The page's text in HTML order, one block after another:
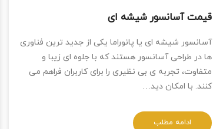
قیمت آسانسور شیشه ای
آسانسور شیشه ‌ای یا پانوراما یکی از جدید ترین فناوری‌
ها در طراحی آسانسور هستند که با جلوه ‌ای زیبا و
متفاوت، تجربه ‌ی بی‌ نظیری را برای کاربران فراهم می
‌کنند. با امکان دید…
ادامه مطلب